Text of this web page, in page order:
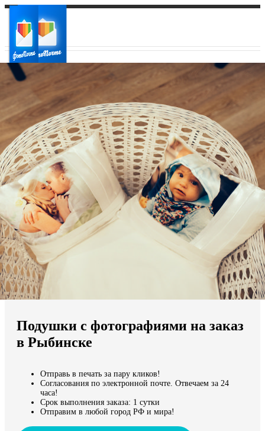
Ваш город:
Ваш регион доставки
Выберите из списка:
Мы доставляем по всему миру
Продолжить без города
Подушки с фотографиями на заказ
в Рыбинске
Отправь в печать за пару кликов!
Согласования по электронной почте. Отвечаем за 24
часа!
Срок выполнения заказа: 1 сутки
Отправим в любой город РФ и мира!